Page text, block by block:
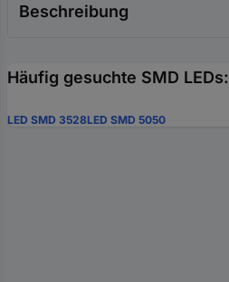
Beschreibung
Häufig gesuchte SMD LEDs:
LED SMD 3528LED SMD 5050